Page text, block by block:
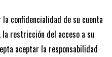
confidencialidad de su cuenta
restricción del acceso a su
aceptar la responsabilidad